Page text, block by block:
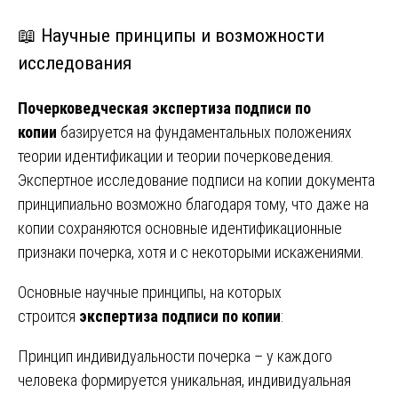
📖 Научные принципы и возможности
исследования
Почерковедческая экспертиза подписи по
копии базируется на фундаментальных положениях
теории идентификации и теории почерковедения.
Экспертное исследование подписи на копии документа
принципиально возможно благодаря тому, что даже на
копии сохраняются основные идентификационные
признаки почерка, хотя и с некоторыми искажениями.
Основные научные принципы, на которых
строится экспертиза подписи по копии:
Принцип индивидуальности почерка – у каждого
человека формируется уникальная, индивидуальная